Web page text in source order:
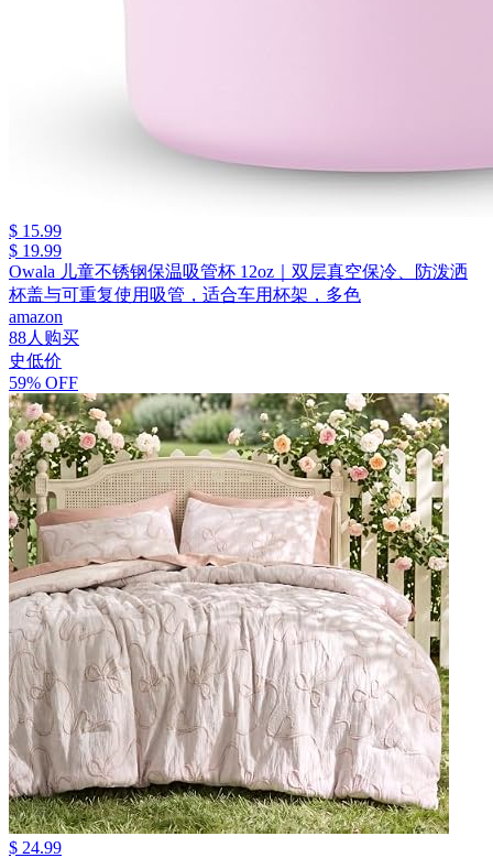
$ 15.99
$ 19.99
Owala 儿童不锈钢保温吸管杯 12oz｜双层真空保冷、防泼洒
杯盖与可重复使用吸管，适合车用杯架，多色
amazon
88人购买
史低价
59% OFF
$ 24.99